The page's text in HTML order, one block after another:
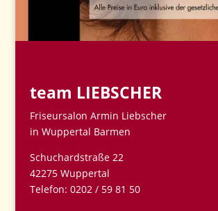
team LIEBSCHER
Friseursalon Armin Liebscher
in Wuppertal Barmen
Schuchardstraße 22
42275 Wuppertal
Telefon: 0202 / 59 81 50